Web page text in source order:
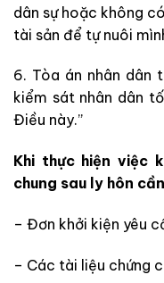
dân sự hoặc không
tài sản để tự nuôi
6. Tòa án nhân dân
kiểm sát nhân dân
Điều này.”
Khi thực hiện việc
chung sau ly hôn
– Đơn khởi kiện yêu
– Các tài liệu chứng